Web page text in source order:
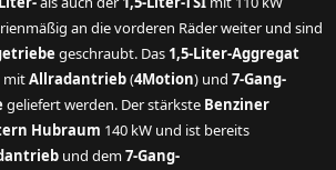
an die vorderen Räder weiter und sind
geschraubt. Das 1,5-Liter-Aggregat
mitAllradantrieb(4Motion) und 7-Gang-
geliefert werden. Der stärkste Benziner
Hubraum 140 kW und ist bereits
und dem7-Gang-